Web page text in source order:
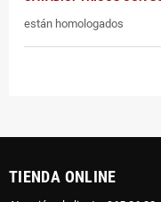
están homologados
TIENDA ONLINE